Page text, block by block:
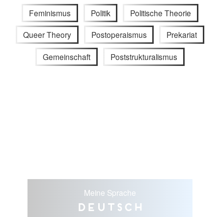
Feminismus Politik Politische Theorie
Queer Theory Postoperaismus Prekariat
Gemeinschaft Poststrukturalismus
Meine Sprache
Deutsch